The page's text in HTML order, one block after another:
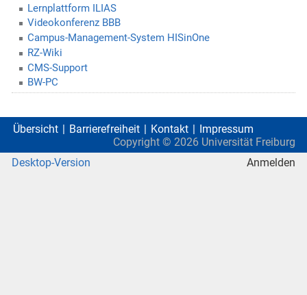
Lernplattform ILIAS
Videokonferenz BBB
Campus-Management-System HISinOne
RZ-Wiki
CMS-Support
BW-PC
Übersicht Barrierefreiheit Kontakt
Impressum
Copyright © 2026 Universität Freiburg
Desktop-Version
Anmelden